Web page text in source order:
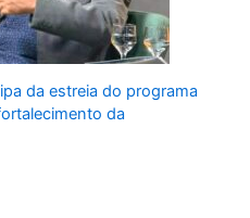
da estreia do programa
da